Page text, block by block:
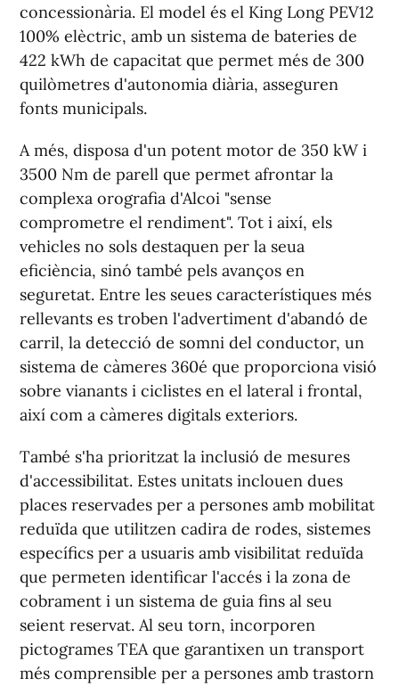
concessionària. El model és el King Long PEV12
100% elèctric, amb un sistema de bateries de
422 kWh de capacitat que permet més de 300
quilòmetres d'autonomia diària, asseguren
fonts municipals.
A més, disposa d'un potent motor de 350 kW i
3500 Nm de parell que permet afrontar la
complexa orografia d'Alcoi "sense
comprometre el rendiment". Tot i així, els
vehicles no sols destaquen per la seua
eficiència, sinó també pels avanços en
seguretat. Entre les seues característiques més
rellevants es troben l'advertiment d'abandó de
carril, la detecció de somni del conductor, un
sistema de càmeres 360é que proporciona visió
sobre vianants i ciclistes en el lateral i frontal,
així com a càmeres digitals exteriors.
També s'ha prioritzat la inclusió de mesures
d'accessibilitat. Estes unitats inclouen dues
places reservades per a persones amb mobilitat
reduïda que utilitzen cadira de rodes, sistemes
específics per a usuaris amb visibilitat reduïda
que permeten identificar l'accés i la zona de
cobrament i un sistema de guia fins al seu
seient reservat. Al seu torn, incorporen
pictogrames TEA que garantixen un transport
més comprensible per a persones amb trastorn